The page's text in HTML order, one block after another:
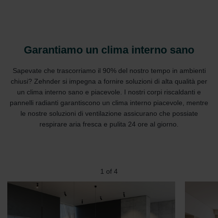
Garantiamo un clima interno sano
Sapevate che trascorriamo il 90% del nostro tempo in ambienti
chiusi? Zehnder si impegna a fornire soluzioni di alta qualità per
un clima interno sano e piacevole. I nostri corpi riscaldanti e
pannelli radianti garantiscono un clima interno piacevole, mentre
le nostre soluzioni di ventilazione assicurano che possiate
respirare aria fresca e pulita 24 ore al giorno.
2 of 4